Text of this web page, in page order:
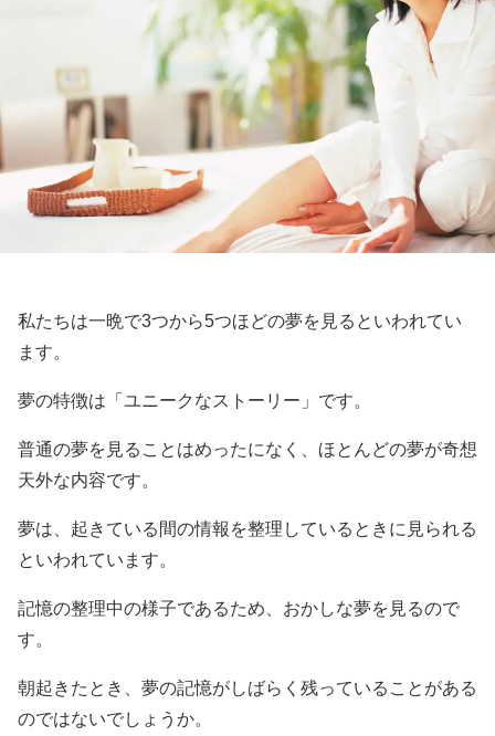
私たちは一晩で3つから5つほどの夢を見るといわれてい
ます。
夢の特徴は「ユニークなストーリー」です。
普通の夢を見ることはめったになく、ほとんどの夢が奇想
天外な内容です。
夢は、起きている間の情報を整理しているときに見られる
といわれています。
記憶の整理中の様子であるため、おかしな夢を見るので
す。
朝起きたとき、夢の記憶がしばらく残っていることがある
のではないでしょうか。